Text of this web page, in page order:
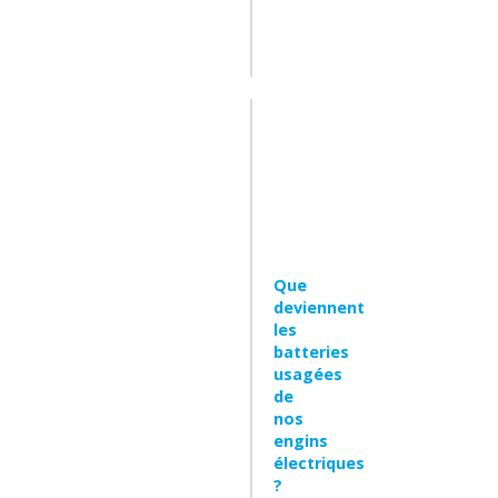
Que
deviennent
les
batteries
usagées
de
nos
engins
électriques
?